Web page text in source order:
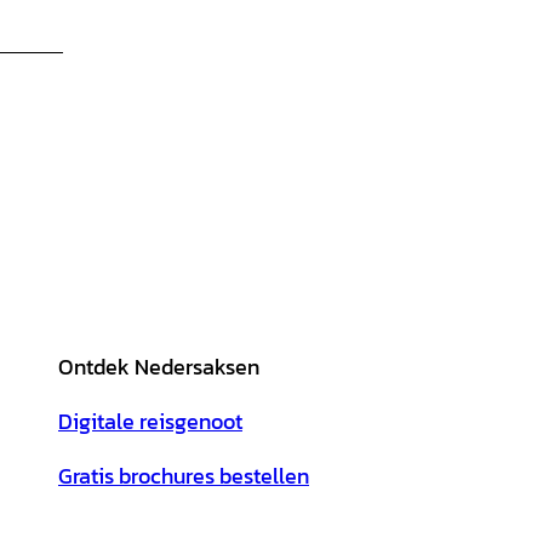
Ontdek Nedersaksen
Digitale reisgenoot
Gratis brochures bestellen